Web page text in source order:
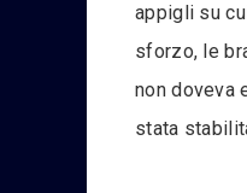
appigli su
sforzo, le
non doveva
stata